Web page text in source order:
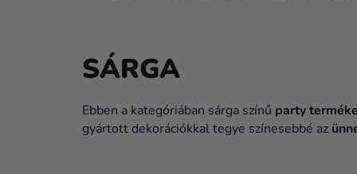
SÁRGA
Ebben a kategóriában sárga színű party
gyártott dekorációkkal tegye színesebbé az